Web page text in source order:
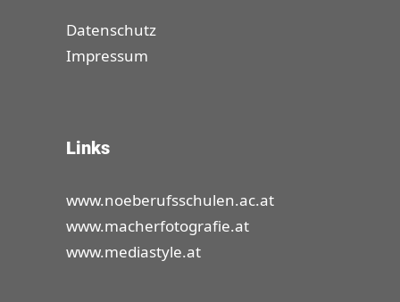
Datenschutz
Impressum
Links
www.noeberufsschulen.ac.at
www.macherfotografie.at
www.mediastyle.at